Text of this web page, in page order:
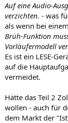
Auf eine Audio-
verzichten. - was
als wenn bei
Brüh-Funktion
Vorläufermodell
Es ist ein LESE-
auf die
vermeidet.
Hätte das Teil 2
wollen - auch für
dem Markt der